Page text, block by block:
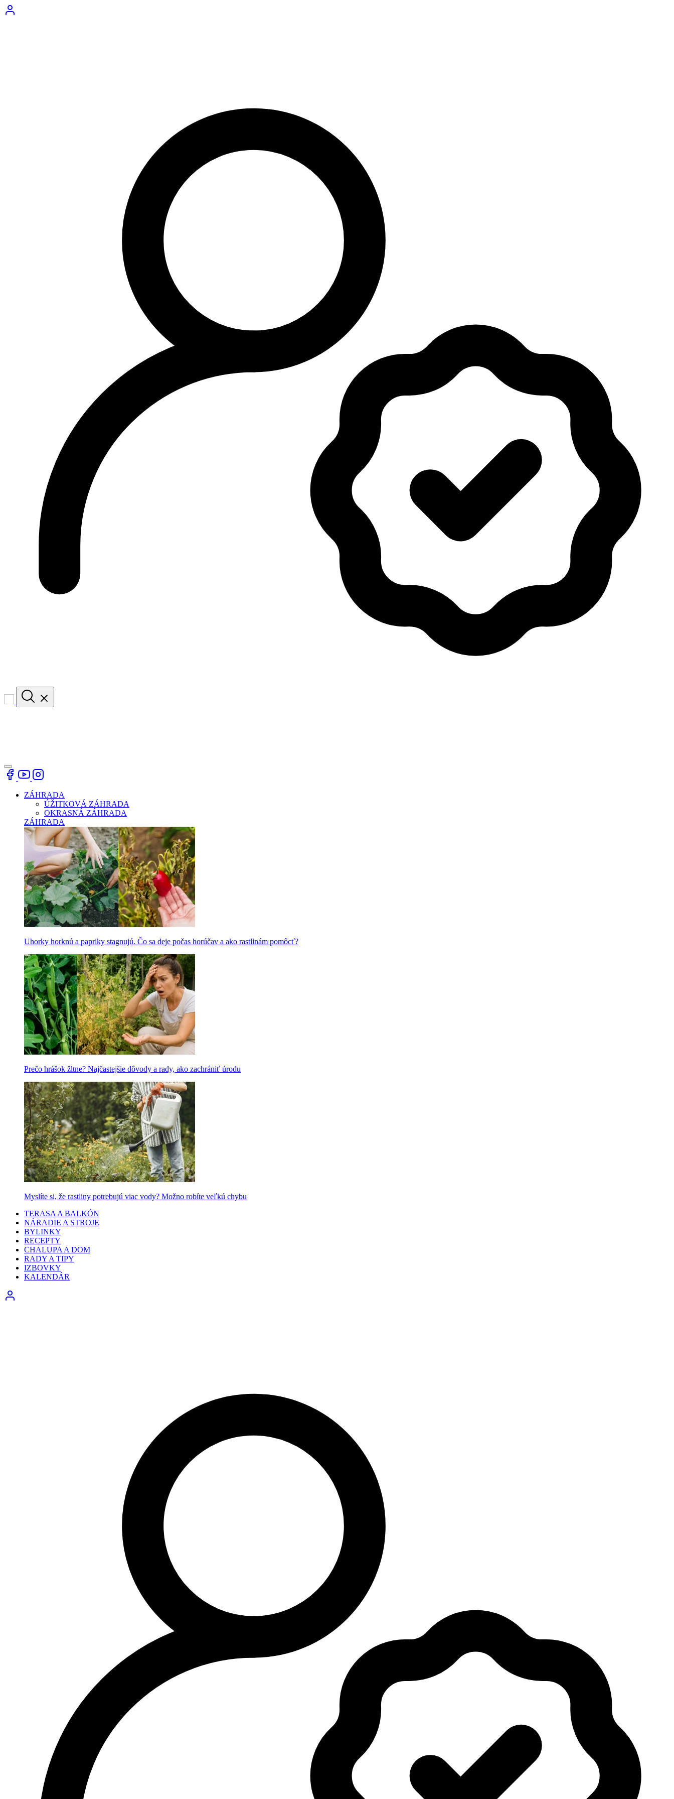
ZÁHRADA
ÚŽITKOVÁ ZÁHRADA
OKRASNÁ ZÁHRADA
ZÁHRADA
Uhorky horknú a papriky stagnujú. Čo sa deje počas horúčav a ako rastlinám pomôcť?
Prečo hrášok žltne? Najčastejšie dôvody a rady, ako zachrániť úrodu
Myslíte si, že rastliny potrebujú viac vody? Možno robíte veľkú chybu
TERASA A BALKÓN
NÁRADIE A STROJE
BYLINKY
RECEPTY
CHALUPA A DOM
RADY A TIPY
IZBOVKY
KALENDÁR